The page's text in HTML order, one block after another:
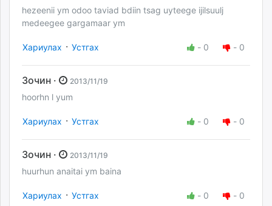
hezeenii ym odoo taviad bdiin tsag uyteege ijilsuulj
medeegee gargamaar ym
Хариулах · Устгах - 0 - 0
Зочин · 2013/11/19
hoorhn l yum
Хариулах · Устгах - 0 - 0
Зочин · 2013/11/19
huurhun anaitai ym baina
Хариулах · Устгах - 0 - 0